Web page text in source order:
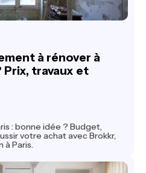
à rénover à
Prix, travaux et
: bonne idée ? Budget,
votre achat avec Brokkr,
à Paris.